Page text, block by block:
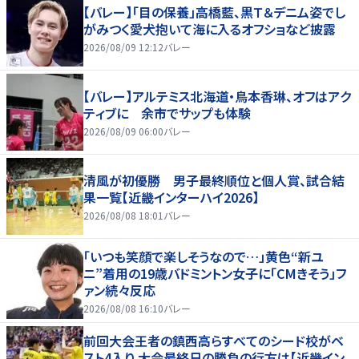
【バレー】「目の保養」高橋藍、黒Ｔ＆デニム姿でし
がみつく愛犬抱いて海に入るオフショなど披露
2026/08/09 12:12バレー
【バレー】アルテミス北海道・鳥本香琳、オフはアク
ティブに 余市でサップも体験
2026/08/09 06:00バレー
清風が初優勝 男子最終順位と個人賞、試合結
果一覧【近畿インターハイ2026】
2026/08/08 18:01 バレー
「いつも笑顔で楽しそうなので…」黄色“新ユ
ニ”着用の19歳バドミントン女子に「CMきそう」フ
ァン続々反応
2026/08/08 16:10バレー
前回大会王者の鎮西高らすべてのシード校がベ